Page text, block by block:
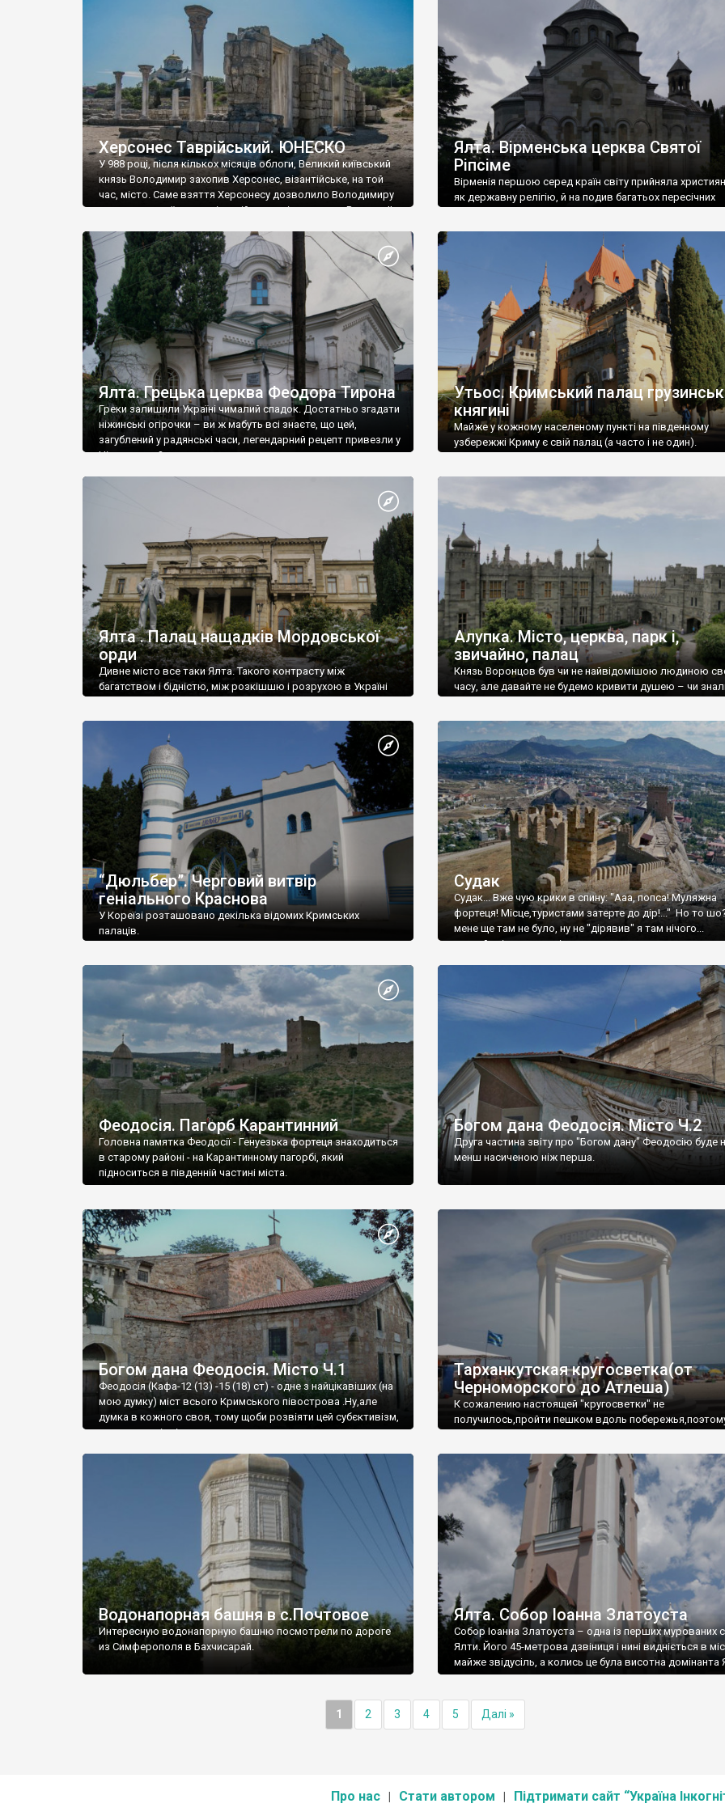
візантійської доби. Раритети викрадені з фондів об’єкту
культурної спадщини ЮНЕСКО «Херсонеса Таврійського».
Офіційно – на виставку «Золото Візантії», але експерти та
влада в Україні вважають це лише […]
називаються «повстяками» (postaki)…” “Вино. Крим
виробляє відмінне вино і його вдосталь: воно все
легке біле і дуже […]
Херсонес Таврійський. ЮНЕСКО
У 988 році, після кількох місяців облоги, Великий київський
князь Володимир захопив Херсонес, візантійське, на той
час, місто. Саме взяття Херсонесу дозволило Володимиру
диктувати свої умови візантійському імператору Василю ІІ,
Херсонесі Володимир-язичник, став Василем-
християнином. А потім було Хрещення Русі. На честь
Херсонесу Таврійського названо місто […]
Ялта. Вірменська церква Святої
Ріпсіме
Вірменія першою серед країн світу прийняла
як державну релігію, й на подив багатьох пересічних
Ялта. Грецька церква Феодора Тирона
Греки залишили Україні чималий спадок. Достатньо згадати
ніжинські огірочки – ви ж мабуть всі знаєте, що цей,
загублений у радянські часи, легендарний рецепт привезли у
Ніжин греки?
Утьос. Кримський палац
княгині
Майже у кожному населеному пункті на південному
узбережжі Криму є свій палац (а часто і не один).
Ялта . Палац нащадків Мордовської
орди
Дивне місто все таки Ялта. Такого контрасту між
багатством і бідністю, між розкішшю і розрухою в Україні
Алупка. Місто, церква, парк і,
звичайно, палац
Князь Воронцов був чи не найвідомішою людиною
часу, але давайте не будемо кривити душею – чи
“Дюльбер”. Черговий витвір
геніального Краснова
У Кореїзі розташовано декілька відомих Кримських
палаців.
Судак
Судак... Вже чую крики в спину: "Ааа, попса! Муляжна
фортеця! Місце,туристами затерте до дір!..." Но то
мене ще там не було, ну не "дірявив" я там нічого...
принаймні до цього літа.
Феодосія. Пагорб Карантинний
Головна памятка Феодосії - Генуезька фортеця знаходиться
в старому районі - на Карантинному пагорбі, який
підноситься в південній частині міста.
Богом дана Феодосія. Місто Ч.2
Друга частина звіту про "Богом дану" Феодосію буде
менш насиченою ніж перша.
Богом дана Феодосія. Місто Ч.1
Феодосія (Кафа-12 (13) -15 (18) ст) - одне з найцікавіших (на
мою думку) міст всього Кримського півострова .Ну,але
думка в кожного своя, тому щоби розвіяти цей субєктивізм,
запрошую відвідати це
Тарханкутская кругосветка(от
Черноморского до Атлеша)
К сожалению настоящей "кругосветки" не
получилось,пройти пешком вдоль
Водонапорная башня в с.Почтовое
Интересную водонапорную башню посмотрели по дороге
из Симферополя в Бахчисарай.
Ялта. Собор Іоанна Златоуста
Собор Іоанна Златоуста – одна із перших мурованих
Ялти. Його 45-метрова дзвіниця і нині видніється в
майже звідусіль, а колись це була висотна домінанта
1 2 3 4 5 Далі »
Про нас Стати автором Підтримати сайт “Україна